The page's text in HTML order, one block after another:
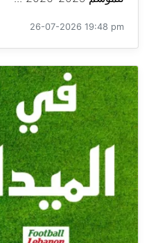
26-07-2026 19:48 pm